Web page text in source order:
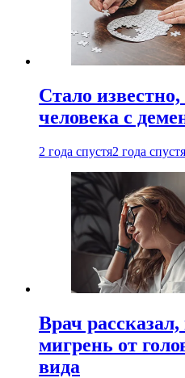
Стало
человека с
2 года спустя2 года спустя
Врач
мигрень от
вида